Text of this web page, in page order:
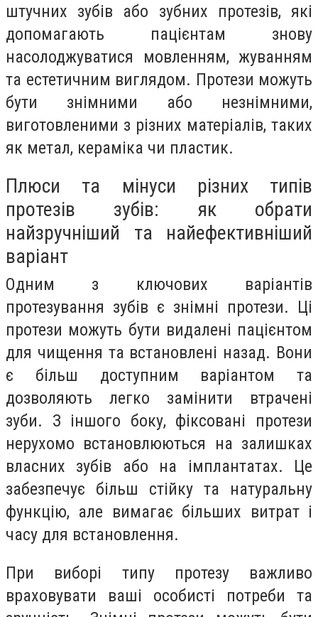
штучних зубів або зубних протезів, які
допомагають пацієнтам знову
насолоджуватися мовленням, жуванням
та естетичним виглядом. Протези можуть
бути знімними або незнімними,
виготовленими з різних матеріалів, таких
як метал, кераміка чи пластик.
Плюси та мінуси різних типів
протезів зубів: як обрати
найзручніший та найефективніший
варіант
Одним з ключових варіантів
протезування зубів є знімні протези. Ці
протези можуть бути видалені пацієнтом
для чищення та встановлені назад. Вони
є більш доступним варіантом та
дозволяють легко замінити втрачені
зуби. З іншого боку, фіксовані протези
нерухомо встановлюються на залишках
власних зубів або на імплантатах. Це
забезпечує більш стійку та натуральну
функцію, але вимагає більших витрат і
часу для встановлення.
При виборі типу протезу важливо
враховувати ваші особисті потреби та